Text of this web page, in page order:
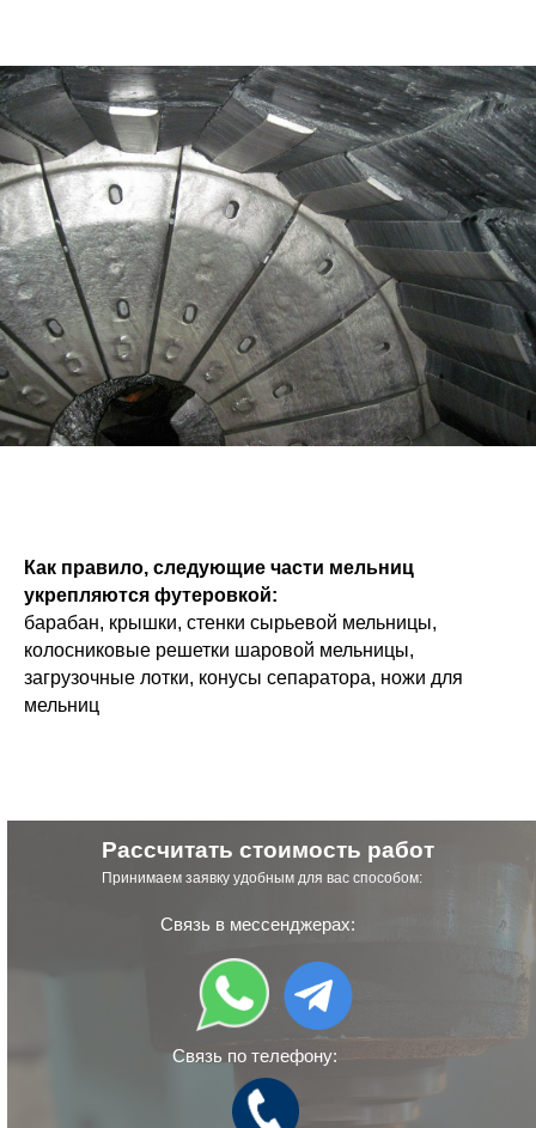
Как правило, следующие части мельниц
укрепляются футеровкой:
барабан, крышки, стенки сырьевой мельницы,
колосниковые решетки шаровой мельницы,
загрузочные лотки, конусы сепаратора, ножи для
мельниц
Рассчитать стоимость работ
Принимаем заявку удобным для вас способом:
Связь в мессенджерах:
Связь по телефону: